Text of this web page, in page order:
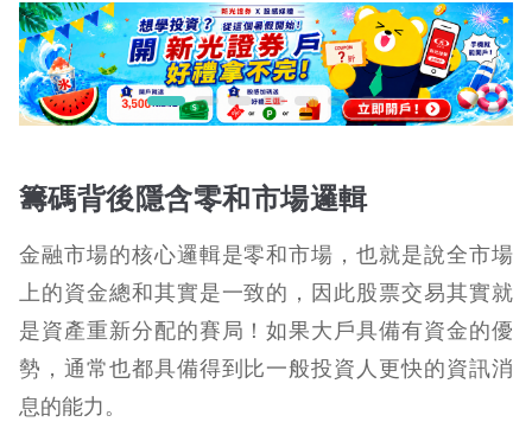
籌碼背後隱含零和市場邏輯
金融市場的核心邏輯是零和市場，也就是說全市場
上的資金總和其實是一致的，因此股票交易其實就
是資產重新分配的賽局！如果大戶具備有資金的優
勢，通常也都具備得到比一般投資人更快的資訊消
息的能力。